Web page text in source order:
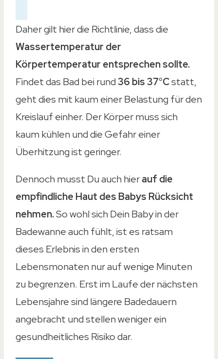
Batterie
Batterie
1 LR44 (enthalten)
Nicht erforderlich
2 LR44 (enthalten)
2 LR44 (enthalten)
Nein
Für Raumtemperatur
Für Raumtemperatur
Ja
Ja
Ja
Nein
Nein
Aufstellbar
Aufstellbar
Ja
Nein
Daher gilt hier die Richtlinie, dass die
Wassertemperatur der
Körpertemperatur entsprechen sollte.
Findet das Bad bei rund36 bis 37°Cstatt,
geht dies mit kaum einer Belastung für den
Kreislauf einher. Der Körper muss sich
kaum kühlen und die Gefahr einer
Überhitzung ist geringer.
Dennoch musst Du auch hierauf die
empfindliche Haut des Babys Rücksicht
nehmen.So wohl sich Dein Baby in der
Badewanne auch fühlt, ist es ratsam
dieses Erlebnis in den ersten
Lebensmonaten nur auf wenige Minuten
zu begrenzen. Erst im Laufe der nächsten
Lebensjahre sind längere Badedauern
angebracht und stellen weniger ein
gesundheitliches Risiko dar.